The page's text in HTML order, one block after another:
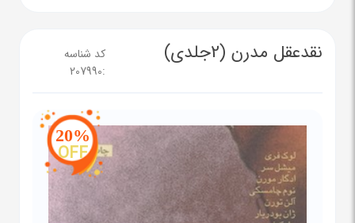
نقدعقل مدرن (2جلدی)
کد شناسه
:
207990
20%
OFF